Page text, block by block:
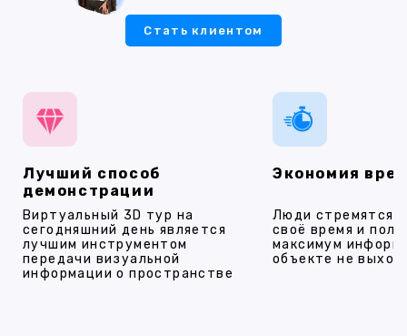
Стать клиентом
Лучший способ
демонстрации
Виртуальный 3D тур на
сегодняшний день является
лучшим инструментом
передачи визуальной
информации о пространстве
Экономия
Люди стремятся
своё время и
максимум
объекте не